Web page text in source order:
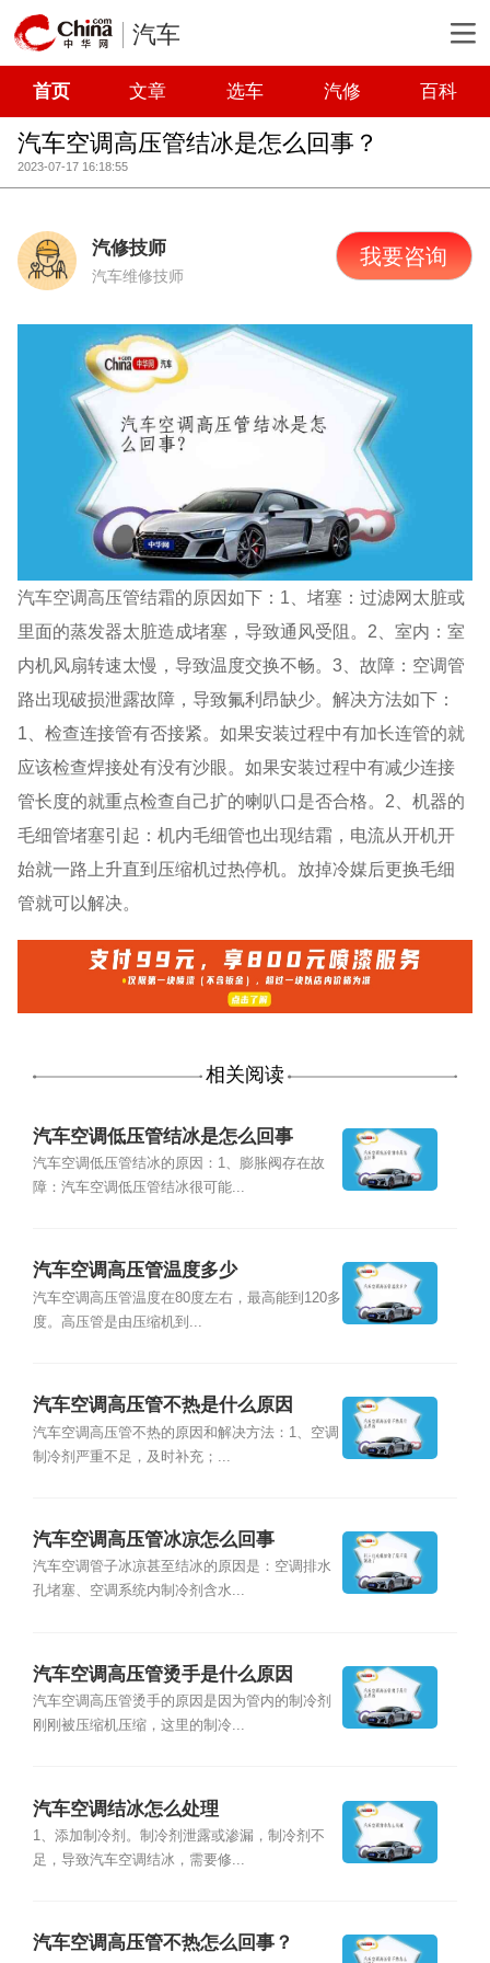
汽车
首页 文章 选车 汽修 百科
汽车空调高压管结冰是怎么回事？
2023-07-17 16:18:55
汽修技师
汽车维修技师
我要咨询
汽车空调高压管结霜的原因如下：1、堵塞：过滤网太脏或
里面的蒸发器太脏造成堵塞，导致通风受阻。2、室内：室
内机风扇转速太慢，导致温度交换不畅。3、故障：空调管
路出现破损泄露故障，导致氟利昂缺少。解决方法如下：
1、检查连接管有否接紧。如果安装过程中有加长连管的就
应该检查焊接处有没有沙眼。如果安装过程中有减少连接
管长度的就重点检查自己扩的喇叭口是否合格。2、机器的
毛细管堵塞引起：机内毛细管也出现结霜，电流从开机开
始就一路上升直到压缩机过热停机。放掉冷媒后更换毛细
管就可以解决。
相关阅读
汽车空调低压管结冰是怎么回事
汽车空调低压管结冰的原因：1、膨胀阀存在故
障：汽车空调低压管结冰很可能...
汽车空调高压管温度多少
汽车空调高压管温度在80度左右，最高能到120多
度。高压管是由压缩机到...
汽车空调高压管不热是什么原因
汽车空调高压管不热的原因和解决方法：1、空调
制冷剂严重不足，及时补充；...
汽车空调高压管冰凉怎么回事
汽车空调管子冰凉甚至结冰的原因是：空调排水
孔堵塞、空调系统内制冷剂含水...
汽车空调高压管烫手是什么原因
汽车空调高压管烫手的原因是因为管内的制冷剂
刚刚被压缩机压缩，这里的制冷...
汽车空调结冰怎么处理
1、添加制冷剂。制冷剂泄露或渗漏，制冷剂不
足，导致汽车空调结冰，需要修...
汽车空调高压管不热怎么回事？